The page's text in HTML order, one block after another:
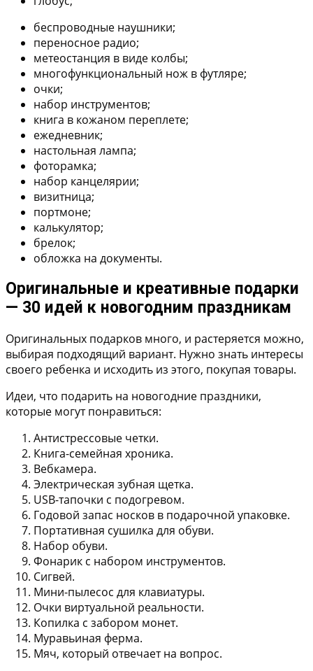
беспроводные наушники;
переносное радио;
метеостанция в виде колбы;
многофункциональный нож в футляре;
очки;
набор инструментов;
книга в кожаном переплете;
ежедневник;
настольная лампа;
фоторамка;
набор канцелярии;
визитница;
портмоне;
калькулятор;
брелок;
обложка на документы.
Оригинальные и креативные подарки
— 30 идей к новогодним праздникам
Оригинальных подарков много, и растеряется можно,
выбирая подходящий вариант. Нужно знать интересы
своего ребенка и исходить из этого, покупая товары.
Идеи, что подарить на новогодние праздники,
которые могут понравиться:
Антистрессовые четки.
Книга-семейная хроника.
Вебкамера.
Электрическая зубная щетка.
USB-тапочки с подогревом.
Годовой запас носков в подарочной упаковке.
Портативная сушилка для обуви.
Набор обуви.
Фонарик с набором инструментов.
Сигвей.
Мини-пылесос для клавиатуры.
Очки виртуальной реальности.
Копилка с забором монет.
Муравьиная ферма.
Мяч, который отвечает на вопрос.